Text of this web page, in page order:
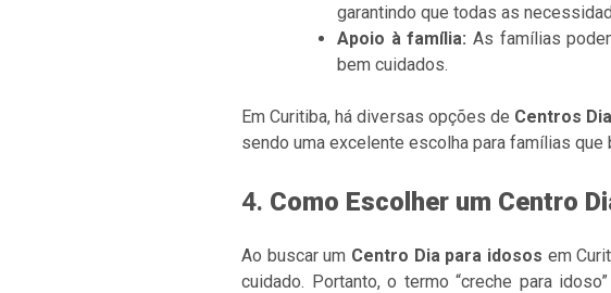
garantindo que todas as
Apoio à família: As famílias
bem cuidados.
Em Curitiba, há diversas opções de Centros Dia
sendo uma excelente escolha para famílias
4. Como Escolher um Centro
Ao buscar um Centro Dia para idosos em
cuidado. Portanto, o termo “creche para